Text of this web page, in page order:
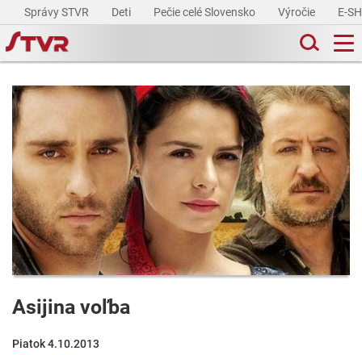
Správy STVR Deti Pečie celé Slovensko Výročie E-
Asijina voľba
Piatok 4.10.2013